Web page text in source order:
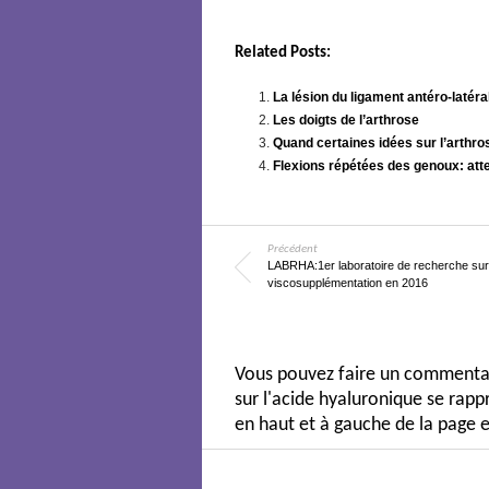
Related Posts:
La lésion du ligament antéro-
Les doigts de l’arthrose
Quand certaines idées sur
Flexions répétées des genoux:
Précédent
LABRHA:1er laboratoire de recherche
viscosupplémentation en 2016
Vous pouvez faire un
sur l'acide hyaluronique se
en haut et à gauche de la page